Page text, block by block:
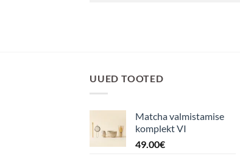
UUED TOOTED
Matcha valmistamise
komplekt VI
49.00€